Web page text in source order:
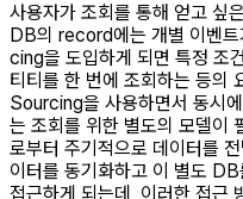
사용자가 조회를 통해 얻고
DB의 record에는 개별 이벤
cing을 도입하게 되면 특정 조
티티를 한 번에 조회하는 등의
Sourcing을 사용하면서 동시
는 조회를 위한 별도의 모델
로부터 주기적으로 데이터를
이터를 동기화하고 이 별도
접근하게 되는데, 이러한 접